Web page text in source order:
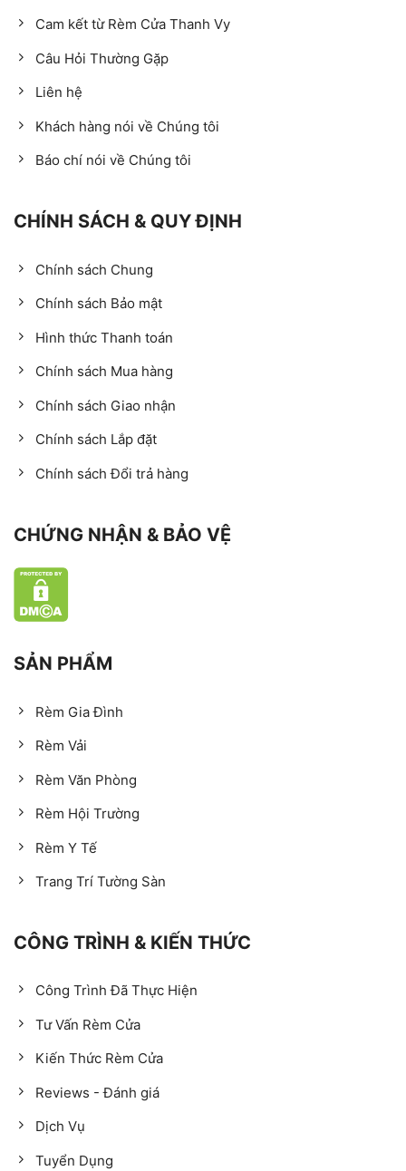
Cam kết từ Rèm Cửa Thanh Vy
Câu Hỏi Thường Gặp
Liên hệ
Khách hàng nói về Chúng tôi
Báo chí nói về Chúng tôi
CHÍNH SÁCH & QUY ĐỊNH
Chính sách Chung
Chính sách Bảo mật
Hình thức Thanh toán
Chính sách Mua hàng
Chính sách Giao nhận
Chính sách Lắp đặt
Chính sách Đổi trả hàng
CHỨNG NHẬN & BẢO VỆ
SẢN PHẨM
Rèm Gia Đình
Rèm Vải
Rèm Văn Phòng
Rèm Hội Trường
Rèm Y Tế
Trang Trí Tường Sàn
CÔNG TRÌNH & KIẾN THỨC
Công Trình Đã Thực Hiện
Tư Vấn Rèm Cửa
Kiến Thức Rèm Cửa
Reviews - Đánh giá
Dịch Vụ
Tuyển Dụng